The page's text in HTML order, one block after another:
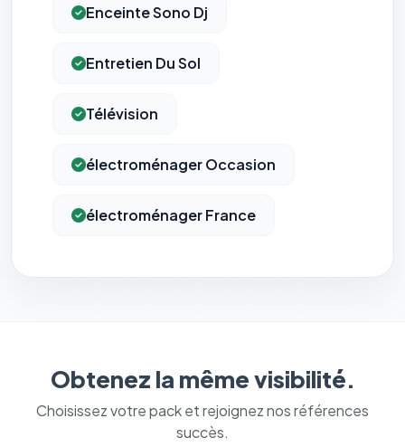
Enceinte Sono Dj
Entretien Du Sol
Télévision
électroménager Occasion
électroménager France
Obtenez la même visibilité.
Choisissez votre pack et rejoignez nos références
succès.